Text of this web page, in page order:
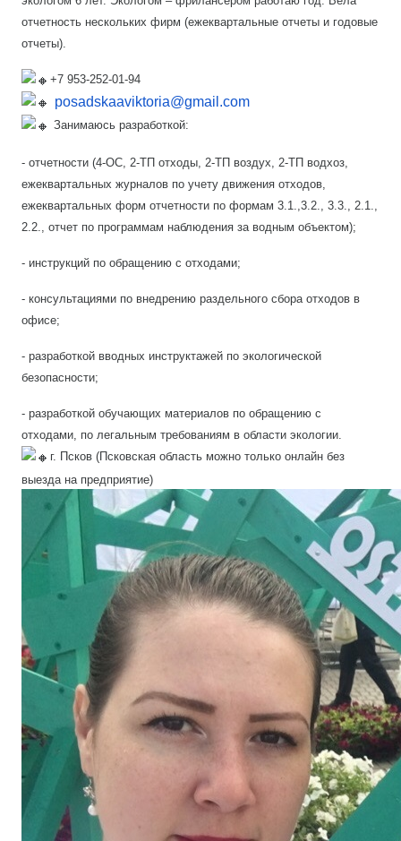
отчетность нескольких фирм (ежеквартальные отчеты и годовые
отчеты).
+7 953-252-01-94
posadskaaviktoria@gmail.com
Занимаюсь разработкой:
- отчетности (4-ОС, 2-ТП отходы, 2-ТП воздух, 2-ТП водхоз,
ежеквартальных журналов по учету движения отходов,
ежеквартальных форм отчетности по формам 3.1.,3.2., 3.3., 2.1.,
2.2., отчет по программам наблюдения за водным объектом);
- инструкций по обращению с отходами;
- консультациями по внедрению раздельного сбора отходов в
офисе;
- разработкой вводных инструктажей по экологической
безопасности;
- разработкой обучающих материалов по обращению с
отходами, по легальным требованиям в области экологии.
г. Псков (Псковская область можно только онлайн без
выезда на предприятие)